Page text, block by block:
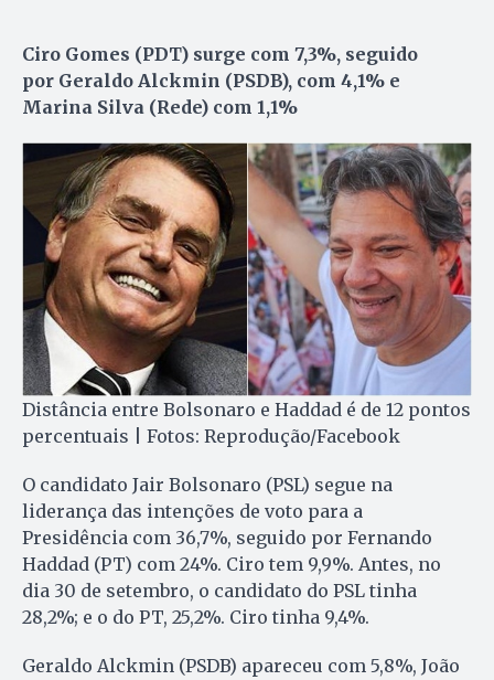
Ciro Gomes (PDT) surge com 7,3%, seguido
por Geraldo Alckmin (PSDB), com 4,1% e
Marina Silva (Rede) com 1,1%
Distância entre Bolsonaro e Haddad é de 12 pontos
percentuais | Fotos: Reprodução/Facebook
O candidato Jair Bolsonaro (PSL) segue na
liderança das intenções de voto para a
Presidência com 36,7%, seguido por Fernando
Haddad (PT) com 24%. Ciro tem 9,9%. Antes, no
dia 30 de setembro, o candidato do PSL tinha
28,2%; e o do PT, 25,2%. Ciro tinha 9,4%.
Geraldo Alckmin (PSDB) apareceu com 5,8%, João